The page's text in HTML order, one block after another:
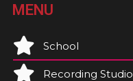
MENU
School
Recording Studio